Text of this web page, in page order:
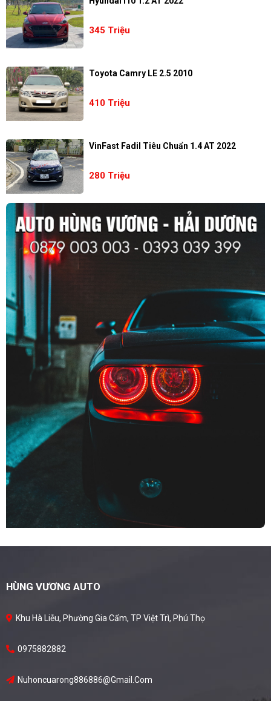
345 Triệu
Toyota Camry LE 2.5 2010
410 Triệu
VinFast Fadil Tiêu Chuẩn 1.4 AT 2022
280 Triệu
HÙNG VƯƠNG AUTO
Khu Hà Liễu, Phường Gia Cẩm, TP Việt Trì, Phú Thọ
0975882882
Nuhoncuarong886886@gmail.com